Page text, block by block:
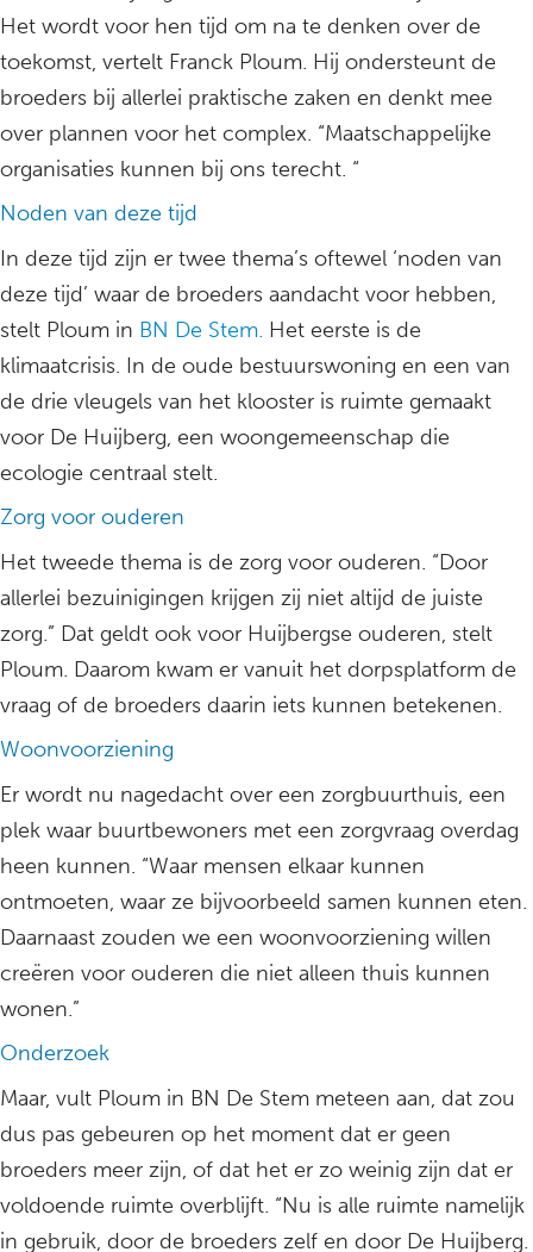
Het wordt voor hen tijd om na te denken over de
toekomst, vertelt Franck Ploum. Hij ondersteunt de
broeders bij allerlei praktische zaken en denkt mee
over plannen voor het complex. “Maatschappelijke
organisaties kunnen bij ons terecht. “
Noden van deze tijd
In deze tijd zijn er twee thema’s oftewel ‘noden van
deze tijd’ waar de broeders aandacht voor hebben,
stelt Ploum in BN De Stem. Het eerste is de
klimaatcrisis. In de oude bestuurswoning en een van
de drie vleugels van het klooster is ruimte gemaakt
voor De Huijberg, een woongemeenschap die
ecologie centraal stelt.
Zorg voor ouderen
Het tweede thema is de zorg voor ouderen. “Door
allerlei bezuinigingen krijgen zij niet altijd de juiste
zorg.” Dat geldt ook voor Huijbergse ouderen, stelt
Ploum. Daarom kwam er vanuit het dorpsplatform de
vraag of de broeders daarin iets kunnen betekenen.
Woonvoorziening
Er wordt nu nagedacht over een zorgbuurthuis, een
plek waar buurtbewoners met een zorgvraag overdag
heen kunnen. “Waar mensen elkaar kunnen
ontmoeten, waar ze bijvoorbeeld samen kunnen eten.
Daarnaast zouden we een woonvoorziening willen
creëren voor ouderen die niet alleen thuis kunnen
wonen.”
Onderzoek
Maar, vult Ploum in BN De Stem meteen aan, dat zou
dus pas gebeuren op het moment dat er geen
broeders meer zijn, of dat het er zo weinig zijn dat er
voldoende ruimte overblijft. “Nu is alle ruimte namelijk
in gebruik, door de broeders zelf en door De Huijberg.